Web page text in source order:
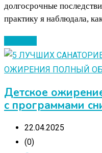
долгосрочные
практику я наблюдала,
Детское
с программами
22.04.2025
(0)